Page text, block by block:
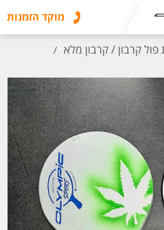
מוקד הזמנות
פול קרבון / קרבון מלא /